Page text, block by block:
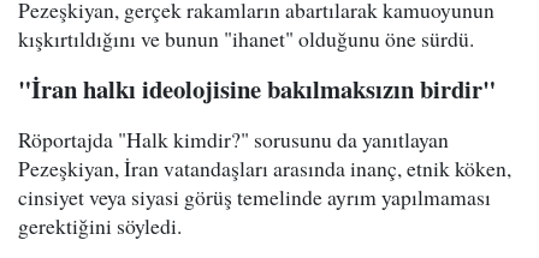
Pezeşkiyan, gerçek rakamların abartılarak kamuoyunun
kışkırtıldığını ve bunun "ihanet" olduğunu öne sürdü.
"İran halkı ideolojisine bakılmaksızın birdir"
Röportajda "Halk kimdir?" sorusunu da yanıtlayan
Pezeşkiyan, İran vatandaşları arasında inanç, etnik köken,
cinsiyet veya siyasi görüş temelinde ayrım yapılmaması
gerektiğini söyledi.